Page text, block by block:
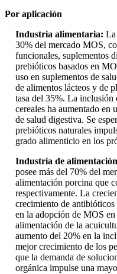
Por aplicación
Industria alimentaria: La
30% del mercado MOS,
funcionales, suplementos
prebióticos basados ​​en
uso en suplementos de
de alimentos lácteos y de
tasa del 35%. La inclusión
cereales ha aumentado en
de salud digestiva. Se
prebióticos naturales
grado alimenticio en los
Industria de
posee más del 70% del
alimentación porcina que
respectivamente. La
crecimiento de
en la adopción de MOS
alimentación de la
aumento del 20% en la
mejor crecimiento de los
que la demanda de
orgánica impulse una